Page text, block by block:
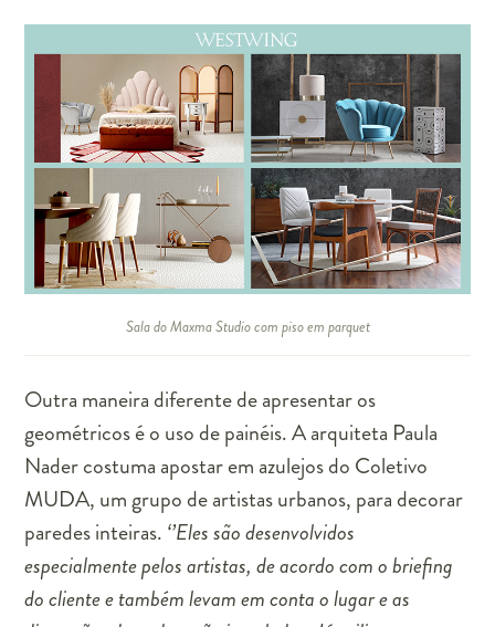
Sala do Maxma Studio com piso em parquet
Outra maneira diferente de apresentar os
geométricos é o uso de painéis. A arquiteta Paula
Nader costuma apostar em azulejos do Coletivo
MUDA, um grupo de artistas urbanos, para decorar
paredes inteiras. ‘’Eles são desenvolvidos
especialmente pelos artistas, de acordo com o briefing
do cliente e também levam em conta o lugar e as